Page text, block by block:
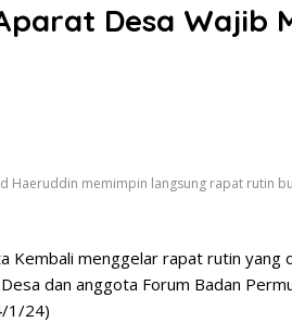
Desa Wajib
Haeruddin memimpin langsung rapat rutin
Kembali menggelar rapat rutin yang
dan anggota Forum Badan
1/24)